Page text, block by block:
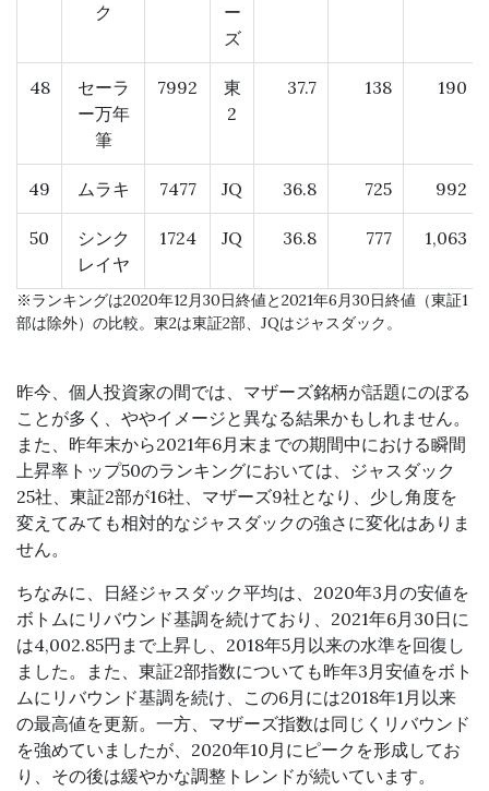
ク
ー
ズ
48
セーラ
ー万年
筆
7992
東
2
37.7 138 190
49 ムラキ 7477 JQ 36.8 725 992
50
シンク
レイヤ
1724 JQ 36.8 777 1,063
※ランキングは2020年12月30日終値と2021年6月30日終値（東証1
部は除外）の比較。東2は東証2部、JQはジャスダック。
昨今、個人投資家の間では、マザーズ銘柄が話題にのぼる
ことが多く、ややイメージと異なる結果かもしれません。
また、昨年末から2021年6月末までの期間中における瞬間
上昇率トップ50のランキングにおいては、ジャスダック
25社、東証2部が16社、マザーズ9社となり、少し角度を
変えてみても相対的なジャスダックの強さに変化はありま
せん。
ちなみに、日経ジャスダック平均は、2020年3月の安値を
ボトムにリバウンド基調を続けており、2021年6月30日に
は4,002.85円まで上昇し、2018年5月以来の水準を回復し
ました。また、東証2部指数についても昨年3月安値をボト
ムにリバウンド基調を続け、この6月には2018年1月以来
の最高値を更新。一方、マザーズ指数は同じくリバウンド
を強めていましたが、2020年10月にピークを形成してお
り、その後は緩やかな調整トレンドが続いています。